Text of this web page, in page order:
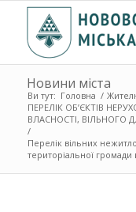
Новини міста
Ви тут: Головна /
ПЕРЕЛІК ОБ’ЄКТІВ
ВЛАСНОСТІ, ВІЛЬНОГО
/
Перелік вільних
територіальної